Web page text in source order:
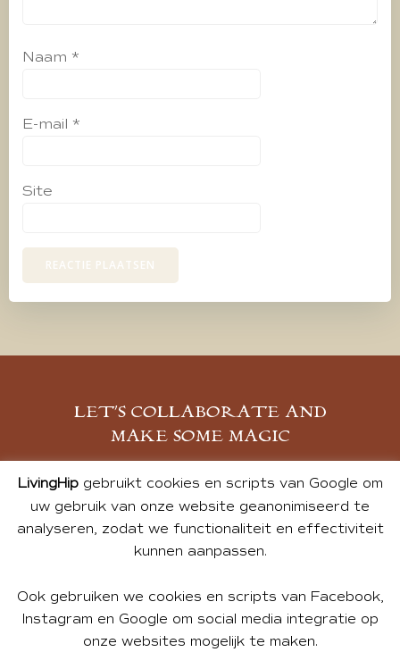
Naam *
E-mail *
Site
LET’S COLLABORATE AND
MAKE SOME MAGIC
MELD JE AAN
LivingHipgebruikt cookies en scripts van Google om
uw gebruik van onze website geanonimiseerd te
analyseren, zodat we functionaliteit en effectiviteit
kunnen aanpassen.
Ook gebruiken we cookies en scripts van Facebook,
Instagram en Google om social media integratie op
onze websites mogelijk te maken.